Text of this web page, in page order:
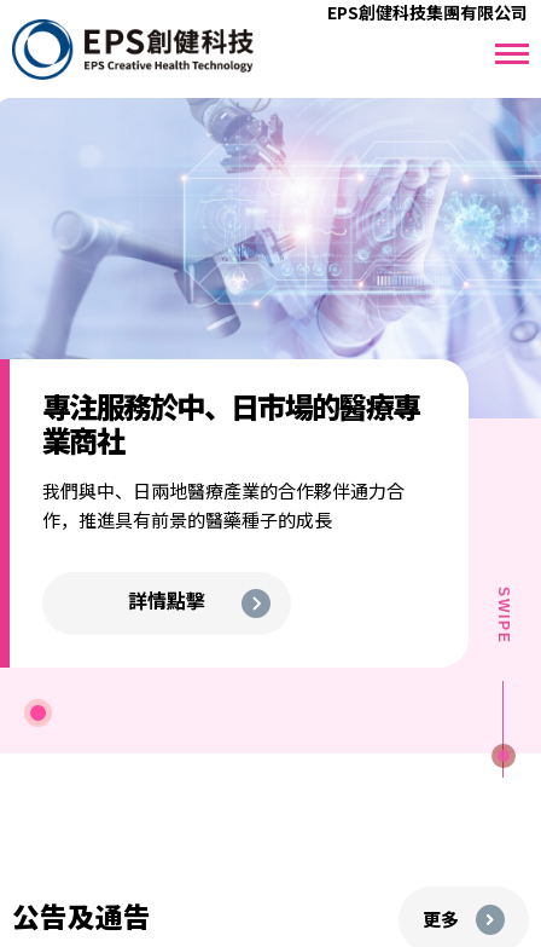
EPS創健科技集團有限公司
專注服務於中、日市場的醫療專
業商社
我們與中、日兩地醫療產業的合作夥伴通力合
作，推進具有前景的醫藥種子的成長
詳情點擊 SWIPE
公告及通告 更多